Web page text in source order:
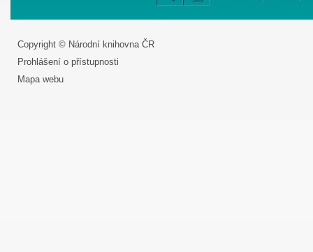
Copyright © Národní knihovna ČR
Prohlášení o přístupnosti
Mapa webu